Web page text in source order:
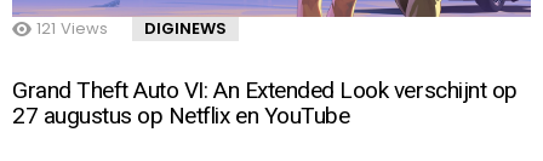
121 Views DIGINEWS
Grand Theft Auto VI: An Extended Look verschijnt op
27 augustus op Netflix en YouTube